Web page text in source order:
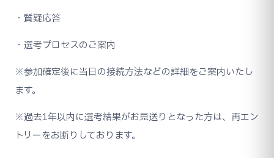
・質疑応答
・選考プロセスのご案内
※参加確定後に当日の接続方法などの詳細をご案内いたし
ます。
※過去1年以内に選考結果がお見送りとなった方は、再エン
トリーをお断りしております。